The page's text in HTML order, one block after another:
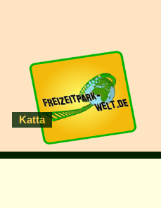
Katta